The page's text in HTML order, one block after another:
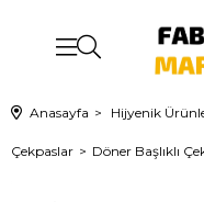
Anasayfa Hijyenik
Çekpaslar Döner Başlıklı